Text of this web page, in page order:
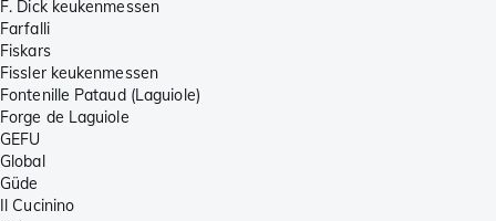
F. Dick keukenmessen
Farfalli
Fiskars
Fissler keukenmessen
Fontenille Pataud (Laguiole)
Forge de Laguiole
GEFU
Global
Güde
Il Cucinino